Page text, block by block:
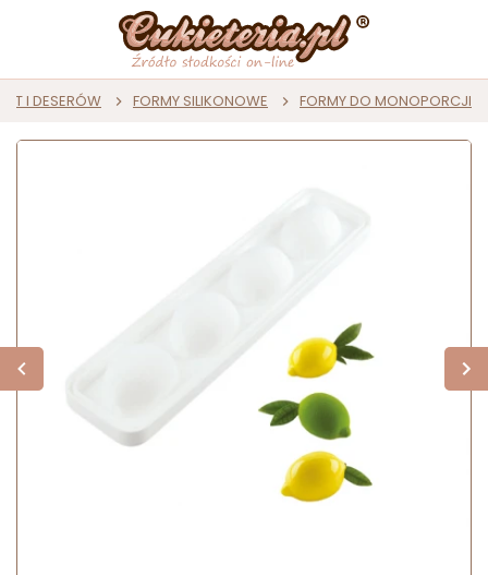
I DESERÓW FORMY SILIKONOWE FORMY DO MONOPORCJI